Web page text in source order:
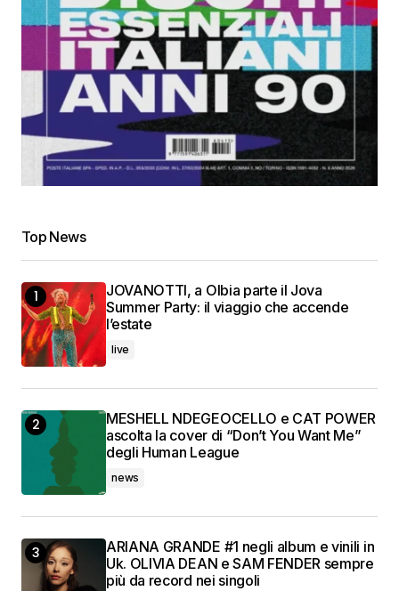
Top News
JOVANOTTI, a Olbia parte il Jova
Summer Party: il viaggio che accende
l’estate
live
MESHELL NDEGEOCELLO e CAT POWER
ascolta la cover di “Don’t You Want Me”
degli Human League
news
ARIANA GRANDE #1 negli album e vinili in
Uk. OLIVIA DEAN e SAM FENDER sempre
più da record nei singoli